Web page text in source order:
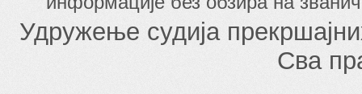
Удружење судија
Сва